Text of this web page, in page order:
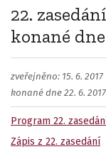
22.
konané dne
zveřejněno: 15. 6. 2017
konané dne 22. 6. 2017
Program 22.
Zápis z 22. zasedání